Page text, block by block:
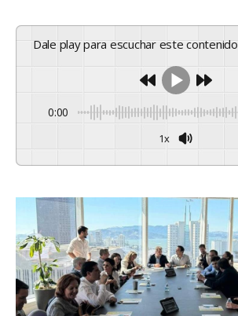
Dale play para escuchar este contenido
0:00
1x